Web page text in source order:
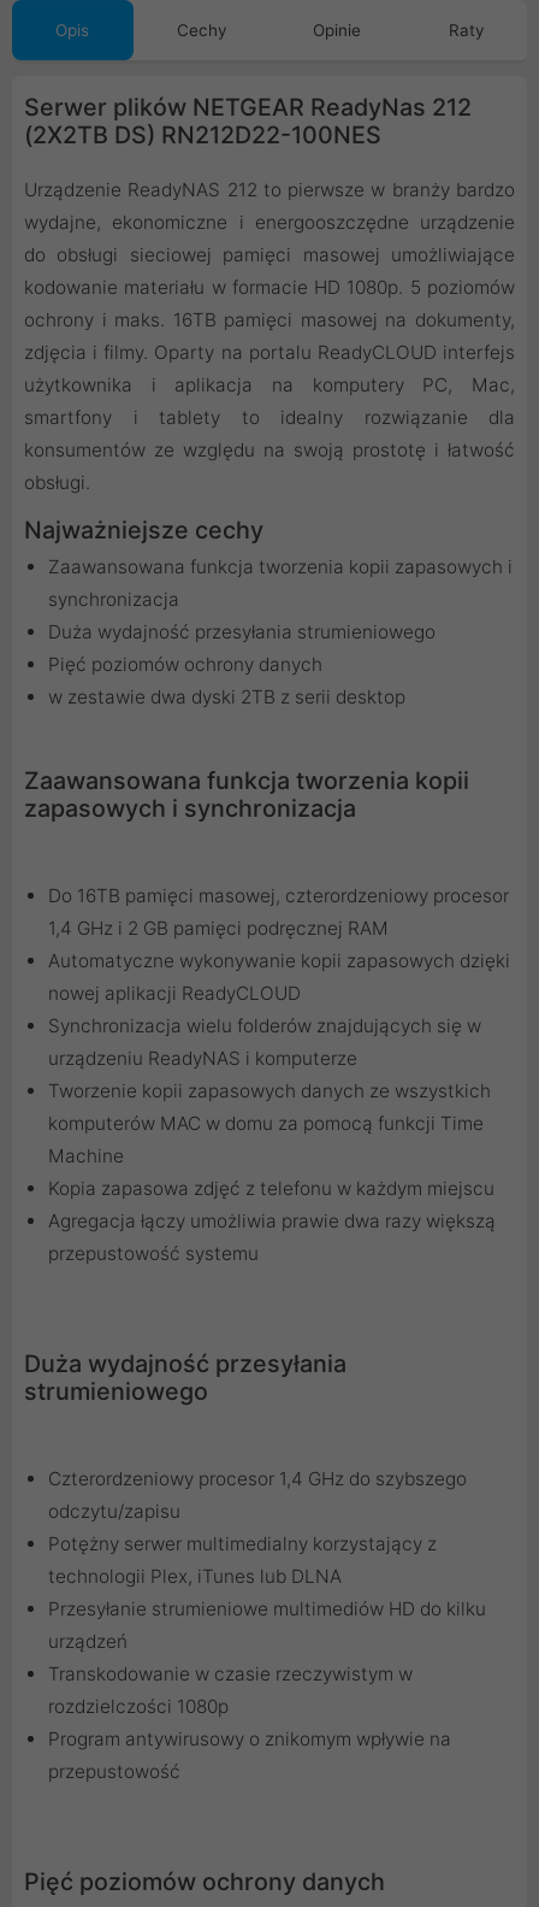
Opis Cechy Opinie Raty
Serwer plików NETGEAR ReadyNas 212
(2X2TB DS) RN212D22-100NES
Urządzenie ReadyNAS 212 to pierwsze w branży bardzo
wydajne, ekonomiczne i energooszczędne urządzenie
do obsługi sieciowej pamięci masowej umożliwiające
kodowanie materiału w formacie HD 1080p. 5 poziomów
ochrony i maks. 16TB pamięci masowej na dokumenty,
zdjęcia i filmy. Oparty na portalu ReadyCLOUD interfejs
użytkownika i aplikacja na komputery PC, Mac,
smartfony i tablety to idealny rozwiązanie dla
konsumentów ze względu na swoją prostotę i łatwość
obsługi.
Najważniejsze cechy
Zaawansowana funkcja tworzenia kopii zapasowych i
synchronizacja
Duża wydajność przesyłania strumieniowego
Pięć poziomów ochrony danych
w zestawie dwa dyski 2TB z serii desktop
Zaawansowana funkcja tworzenia kopii
zapasowych i synchronizacja
Do 16TB pamięci masowej, czterordzeniowy procesor
1,4 GHz i 2 GB pamięci podręcznej RAM
Automatyczne wykonywanie kopii zapasowych dzięki
nowej aplikacji ReadyCLOUD
Synchronizacja wielu folderów znajdujących się w
urządzeniu ReadyNAS i komputerze
Tworzenie kopii zapasowych danych ze wszystkich
komputerów MAC w domu za pomocą funkcji Time
Machine
Kopia zapasowa zdjęć z telefonu w każdym miejscu
Agregacja łączy umożliwia prawie dwa razy większą
przepustowość systemu
Duża wydajność przesyłania
strumieniowego
Czterordzeniowy procesor 1,4 GHz do szybszego
odczytu/zapisu
Potężny serwer multimedialny korzystający z
technologii Plex, iTunes lub DLNA
Przesyłanie strumieniowe multimediów HD do kilku
urządzeń
Transkodowanie w czasie rzeczywistym w
rozdzielczości 1080p
Program antywirusowy o znikomym wpływie na
przepustowość
Pięć poziomów ochrony danych